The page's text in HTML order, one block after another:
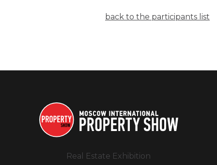
back to the participants list
Real Estate Exhibition